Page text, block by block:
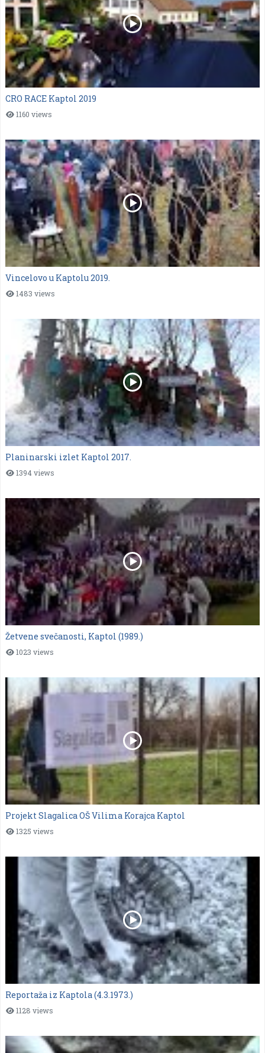
CRO RACE Kaptol 2019
1160 views
Vincelovo u Kaptolu 2019.
1483 views
Planinarski izlet Kaptol 2017.
1394 views
Žetvene svečanosti, Kaptol (1989.)
1023 views
Projekt Slagalica OŠ Vilima Korajca Kaptol
1325 views
Reportaža iz Kaptola (4.3.1973.)
1128 views